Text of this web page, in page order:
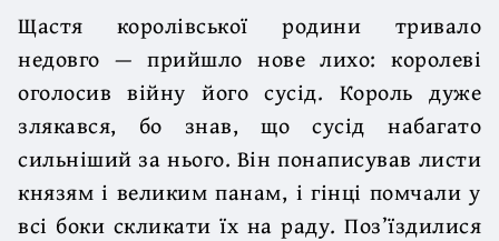
Щастя королівської родини тривало
недовго — прийшло нове лихо: королеві
оголосив війну його сусід. Король дуже
злякався, бо знав, що сусід набагато
сильніший за нього. Він понаписував листи
князям і великим панам, і гінці помчали у
всі боки скликати їх на раду. Поз’їздилися